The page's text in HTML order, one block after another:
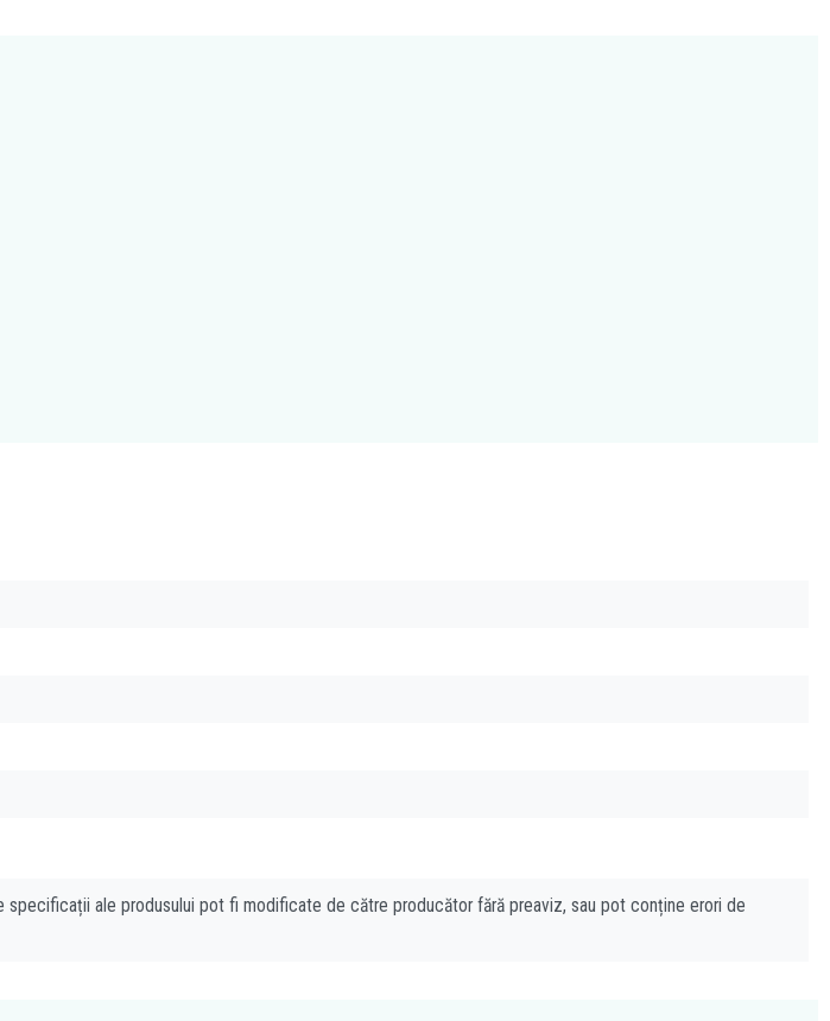
ale produsului pot fi modificate de către producător fără preaviz, sau pot conține erori de